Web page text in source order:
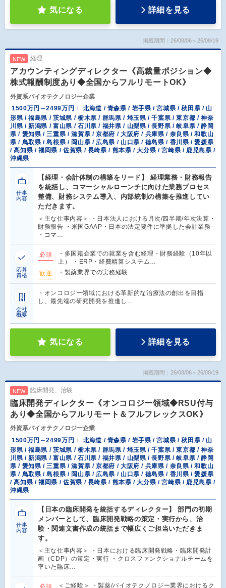
気になる 詳細を見る
掲載期間：26/08/06～26/08/19
NEW 経理
アカウンティングディレクター《高裁量ポジション◆
株式報酬制度あり◆全国からフルリモートOK》
外資系バイオテクノロジー企業
1500万円～2499万円
北海道 / 青森県 / 岩手県 / 宮城県 / 秋田県 / 山
形県 / 福島県 / 茨城県 / 栃木県 / 群馬県 / 埼玉県 / 千葉県 / 東京都 / 神奈
川県 / 新潟県 / 富山県 / 石川県 / 福井県 / 山梨県 / 長野県 / 岐阜県 / 静岡
県 / 愛知県 / 三重県 / 滋賀県 / 京都府 / 大阪府 / 兵庫県 / 奈良県 / 和歌山
県 / 鳥取県 / 島根県 / 岡山県 / 広島県 / 山口県 / 徳島県 / 香川県 / 愛媛県
/ 高知県 / 福岡県 / 佐賀県 / 長崎県 / 熊本県 / 大分県 / 宮崎県 / 鹿児島県 /
沖縄県
仕事
内容
【経理・会計体制の構築をリード】 経理業務・財務報告
を統括し、コマーシャルローンチに向けた業務プロセス
整備、財務システム導入、内部統制の構築を推進してい
ただきます。
＜主な仕事内容＞ ・日本法人における月次/四半期/年次決算・
財務報告 ・米国GAAP・日本の法定要件に準拠した会計業務
・コマ…
応募
資格
必須
・多国籍企業での就業を含む経理・財務経験（10年以
上） ・ERP・経費精算システム…
歓迎
・製薬業界での実務経験
会社
概要
・オンコロジー領域における革新的な治療法の創出を目指
し、最先端の研究開発を推進し…
気になる 詳細を見る
掲載期間：26/08/06～26/08/19
NEW 臨床開発、治験
臨床開発ディレクター《オンコロジー領域◆RSU付与
あり◆全国からフルリモート＆フルフレックスOK》
外資系バイオテクノロジー企業
1500万円～2499万円
北海道 / 青森県 / 岩手県 / 宮城県 / 秋田県 / 山
形県 / 福島県 / 茨城県 / 栃木県 / 群馬県 / 埼玉県 / 千葉県 / 東京都 / 神奈
川県 / 新潟県 / 富山県 / 石川県 / 福井県 / 山梨県 / 長野県 / 岐阜県 / 静岡
県 / 愛知県 / 三重県 / 滋賀県 / 京都府 / 大阪府 / 兵庫県 / 奈良県 / 和歌山
県 / 鳥取県 / 島根県 / 岡山県 / 広島県 / 山口県 / 徳島県 / 香川県 / 愛媛県
/ 高知県 / 福岡県 / 佐賀県 / 長崎県 / 熊本県 / 大分県 / 宮崎県 / 鹿児島県 /
沖縄県
仕事
内容
【日本の臨床開発を統括するディレクター】 部門の初期
メンバーとして、臨床開発戦略の策定・実行から、治
験・関連文書作成の統括まで幅広くご担当いただきま
す。
＜主な仕事内容＞ ・日本における臨床開発戦略・臨床開発計
画（CDP）の策定・実行 ・クロスファンクショナルチームを
率いた臨床…
必須 ＜ご経験＞ ・製薬/バイオテクノロジー業界におけるク